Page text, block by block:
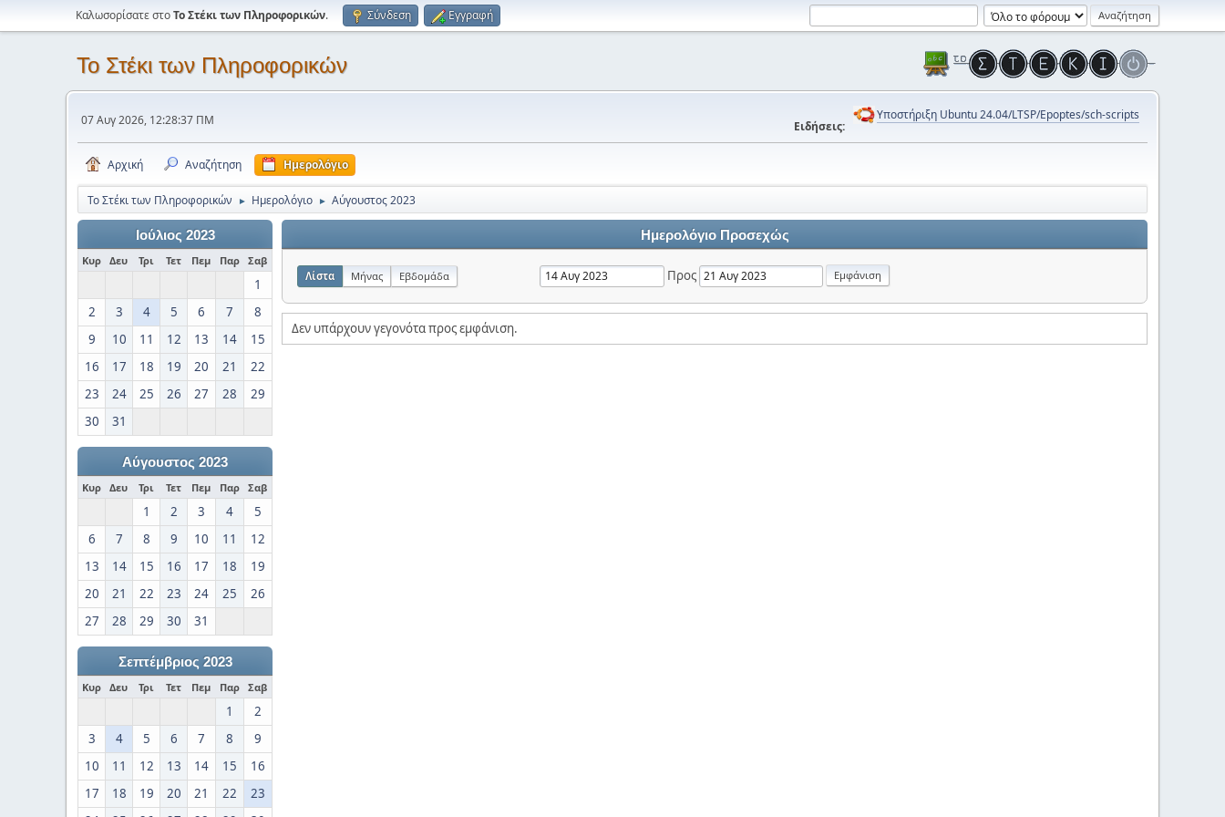
Καλωσορίσατε στοΤο Στέκι των Πληροφορικών. Σύνδεση Εγγραφή
Το Στέκι των Πληροφορικών
07 Αυγ 2026, 12:28:37 ΠΜ Ειδήσεις:
Υποστήριξη Ubuntu 24.04/LTSP/Epoptes/sch-scripts
Αρχική Αναζήτηση Ημερολόγιο
Το Στέκι των Πληροφορικών ► Ημερολόγιο ► Αύγουστος 2023
Ιούλιος 2023
Κυρ Δευ Τρι Τετ Πεμ Παρ Σαβ
1
2
3 4 5 6 7
8
9
10 11 12 13 14
15
16
17 18 19 20 21
22
23
24 25 26 27 28
29
30
31
Αύγουστος 2023
Κυρ Δευ Τρι Τετ Πεμ Παρ Σαβ
1 2 3 4
5
6
7 8 9 10 11
12
13
14 15 16 17 18
19
20
21 22 23 24 25
26
27
28 29 30 31
Σεπτέμβριος 2023
Κυρ Δευ Τρι Τετ Πεμ Παρ Σαβ
1
2
3
4 5 6 7 8
9
10
11 12 13 14 15
16
17
18 19 20 21 22
23
Ημερολόγιο Προσεχώς
Λίστα Μήνας Εβδομάδα Προς
Δεν υπάρχουν γεγονότα προς εμφάνιση.